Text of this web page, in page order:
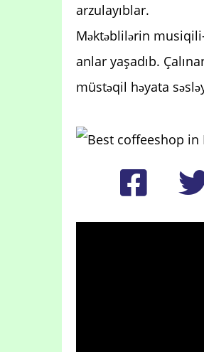
arzulayıblar.
Məktəblilərin
anlar yaşadıb.
müstəqil həyata